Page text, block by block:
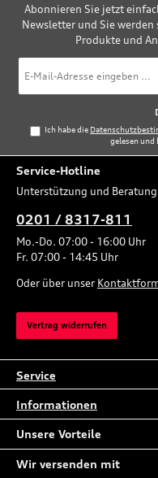
Abonnieren Sie jetzt
Newsletter und Sie
Produkte und
Mail-
Adresse
Ich habe die
gelesen
Service-Hotline
Unterstützung und
0201 / 8317-811
Mo.-Do. 07:00 - 16:00 Uhr
Fr. 07:00 - 14:45 Uhr
Oder über unser
Vertrag widerrufen
Service
Informationen
Unsere Vorteile
Wir versenden mit